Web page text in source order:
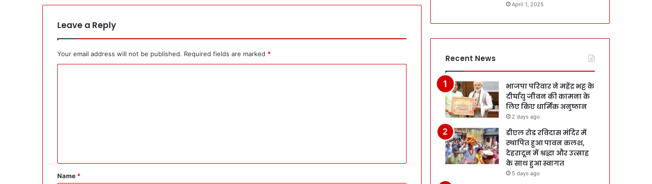
Leave a Reply
Your email address will not be published. Required fields are marked *
*
Name *
April 1, 2025
Recent News
भाजपा परिवार ने महेंद्र भट्ट के
दीर्घायु जीवन की कामना के
लिए किए धार्मिक अनुष्ठान
2 days ago
डीएल रोड रविदास मंदिर में
स्थापित हुआ पावन कलश,
देहरादून में श्रद्धा और उत्साह
के साथ हुआ स्वागत
5 days ago